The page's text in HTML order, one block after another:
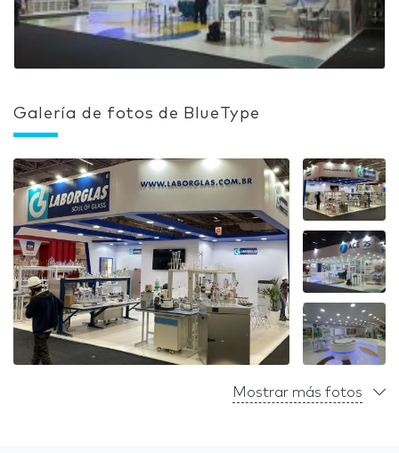
Galería de fotos de BlueType
Mostrar más fotos